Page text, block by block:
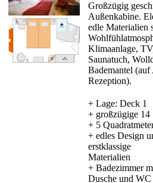
Großzügig
Außenkabine.
edle Materialien
Klimaanlage,
Saunatuch,
Bademantel (auf
Rezeption).
+ Lage: Deck 1
+ großzügige 14
+ 5
+ edles Design
erstklassige
Materialien
+ Badezimmer
Dusche und WC